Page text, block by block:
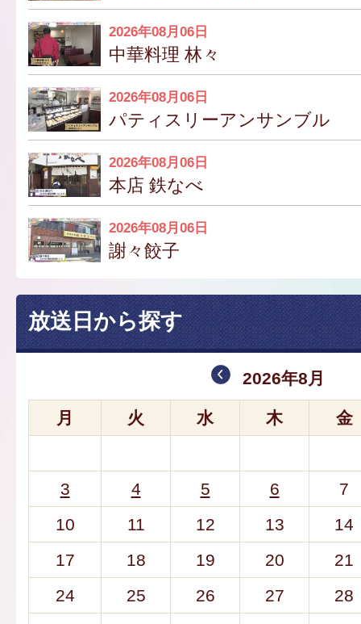
2026年08月06日
中華料理 林々
2026年08月06日
パティスリーアンサンブル
2026年08月06日
本店 鉄なべ
2026年08月06日
謝々餃子
放送日から探す
2026年8月
月 火 水 木 金
3 4 5 6
7
10
11 12 13
14
17
18 19 20
21
24
25 26 27
28